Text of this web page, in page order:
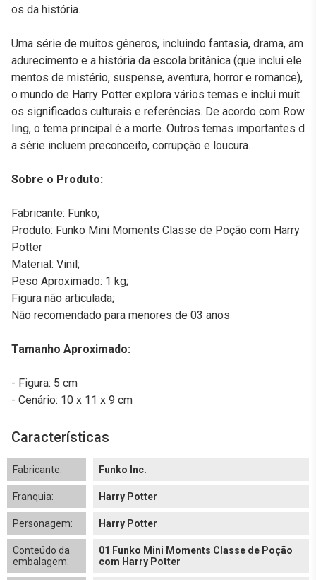
os da história.
Uma série de muitos gêneros, incluindo fantasia, drama, am
adurecimento e a história da escola britânica (que inclui ele
mentos de mistério, suspense, aventura, horror e romance),
o mundo de Harry Potter explora vários temas e inclui muit
os significados culturais e referências. De acordo com Row
ling, o tema principal é a morte. Outros temas importantes d
a série incluem preconceito, corrupção e loucura.
Sobre o Produto:
Fabricante: Funko;
Produto: Funko Mini Moments Classe de Poção com Harry
Potter
Material: Vinil;
Peso Aproximado: 1 kg;
Figura não articulada;
Não recomendado para menores de 03 anos
Tamanho Aproximado:
- Figura: 5 cm
- Cenário: 10 x 11 x 9 cm
Características
Fabricante: Funko Inc.
Franquia: Harry Potter
Personagem: Harry Potter
Conteúdo da
embalagem:
01 Funko Mini Moments Classe de Poção
com Harry Potter